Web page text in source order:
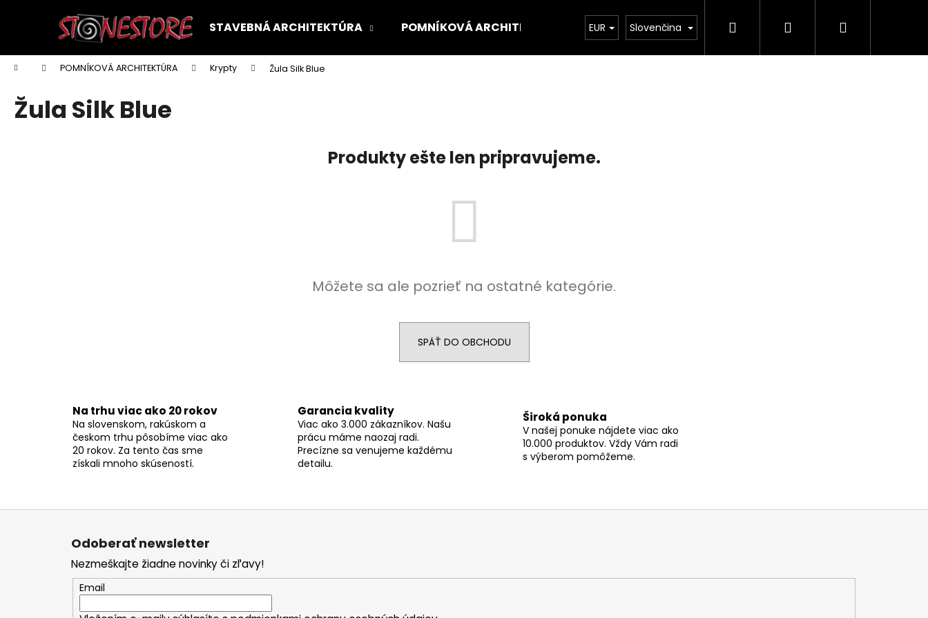
STAVEBNÁ ARCHITEKTÚRA POMNÍKOVÁ ARCHITEKTÚRA O NÁS Kamenárstvo STONESTORE – Cenník
EUR Slovenčina Hľadať PrihlásenieNákupný
Domov POMNÍKOVÁ ARCHITEKTÚRA Krypty Žula Silk Blue
Žula Silk Blue
Produkty ešte len pripravujeme.
Môžete sa ale pozrieť na ostatné kategórie.
SPÄŤ DO OBCHODU
Na trhu viac ako 20 rokov
Na slovenskom, rakúskom a
českom trhu pôsobíme viac ako
20 rokov. Za tento čas sme
získali mnoho skúseností.
Garancia kvality
Viac ako 3.000 zákazníkov. Našu
prácu máme naozaj radi.
Precízne sa venujeme každému
detailu.
Široká ponuka
V našej ponuke nájdete viac ako
10.000 produktov. Vždy Vám radi
s výberom pomôžeme.
í
Späť
do
obchodu
Späť
do
obchodu
Čo potrebujete nájsť?
Z
Odoberať newsletter
Nezmeškajte žiadne novinky či zľavy!
Email